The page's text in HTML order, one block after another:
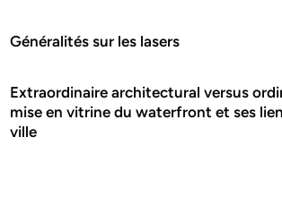
Généralités sur les lasers
Extraordinaire architectural versus
mise en vitrine du waterfront et ses
ville